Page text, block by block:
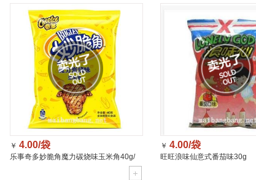
￥ 4.00/袋
乐事奇多妙脆角魔力碳烧味玉米角40g/
￥ 4.00/袋
旺旺浪味仙意式番茄味30g